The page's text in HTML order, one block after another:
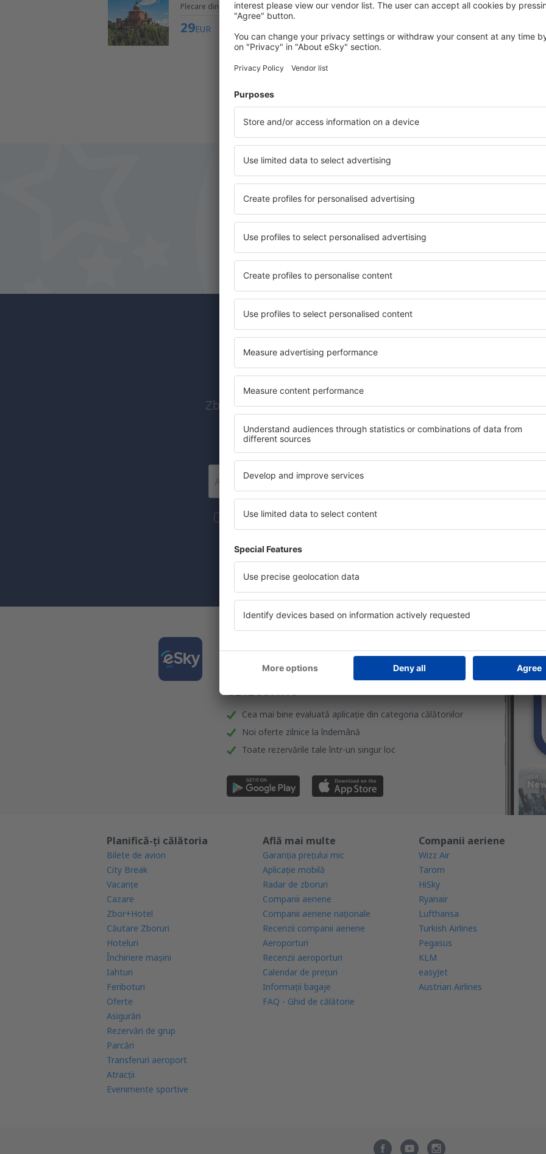
Plecare din București
29EUR
Plecare din București
Economiseşte timp și
Rezervă un pachet Zbor
pe eSky.ro!
Explorează
Abonații la newsletter
mult cu mai puțin
Zboruri ieftine, city break-uri, vacanțe – profită de ofertele
Trimitem doar ce e mai bun, pe cuvânt de turişti!
Mai multe călătorii la prețuri avantajoase în newsletter-ul nostru
. Sunt de acord
materiale informaționale (sub formă de newsletter) de la eSky.pl S.A. la adresa de e-mail
Prin bifarea căsuței de mai sus, furnizarea adresei de e-mail și apăsarea butonului
(concomitent), vă dați acordul ca datele dumneavoastră personale
Descarcă aplicația noastră
și organizează-ţi convenabil
Cea mai bine evaluată aplicație din categoria călătoriilor
Noi oferte zilnice la îndemână
Toate rezervările tale într-un singur loc
Planifică-ți călătoria
Bilete de avion
City Break
Vacanţe
Cazare
Zbor+Hotel
Căutare Zboruri
Hoteluri
Închiriere mașini
Iahturi
Feriboturi
Oferte
Asigurări
Rezervări de grup
Parcări
Transferuri aeroport
Atracţii
Evenimente sportive
Află mai multe
Garanția prețului mic
Aplicație mobilă
Radar de zboruri
Companii aeriene
Companii aeriene naţionale
Recenzii companii aeriene
Aeroporturi
Recenzii aeroporturi
Calendar de prețuri
Informații bagaje
FAQ - Ghid de călătorie
Companii aeriene
Wizz Air
Tarom
HiSky
Ryanair
Lufthansa
Turkish Airlines
Pegasus
KLM
easyJet
Austrian Airlines